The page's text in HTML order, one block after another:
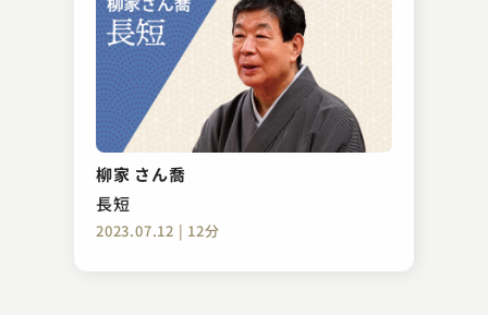
柳家 さん喬
長短
2023.07.12 | 12分
古今亭 志ん彌
湯屋番
2023.02.06 | 14分